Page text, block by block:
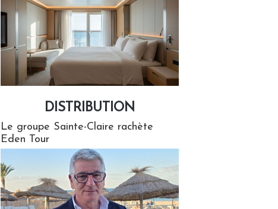
DISTRIBUTION
Le groupe Sainte-Claire rachète
Eden Tour